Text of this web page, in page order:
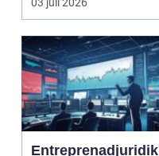
Entreprenadjuridik